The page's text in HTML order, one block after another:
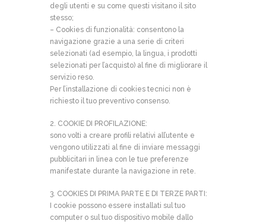
degli utenti e su come questi visitano il sito
stesso;
– Cookies di funzionalità: consentono la
navigazione grazie a una serie di criteri
selezionati (ad esempio, la lingua, i prodotti
selezionati per l’acquisto) al fine di migliorare il
servizio reso.
Per l’installazione di cookies tecnici non è
richiesto il tuo preventivo consenso.
2. COOKIE DI PROFILAZIONE:
sono volti a creare profili relativi all’utente e
vengono utilizzati al fine di inviare messaggi
pubblicitari in linea con le tue preferenze
manifestate durante la navigazione in rete.
3. COOKIES DI PRIMA PARTE E DI TERZE PARTI:
I cookie possono essere installati sul tuo
computer o sul tuo dispositivo mobile dallo